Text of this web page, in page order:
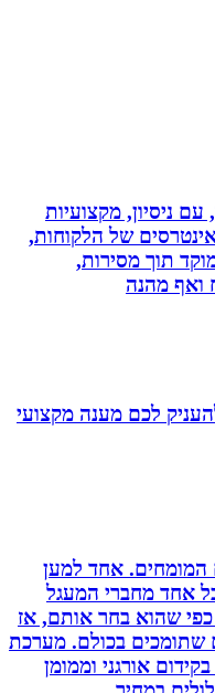
מקצועיות
של הלקוחות,
מסירות,
לכם מענה מקצועי
אחד למען
מחברי המעגל
בחר אותם, אז
בכולם. מערכת
אורגני וממומן